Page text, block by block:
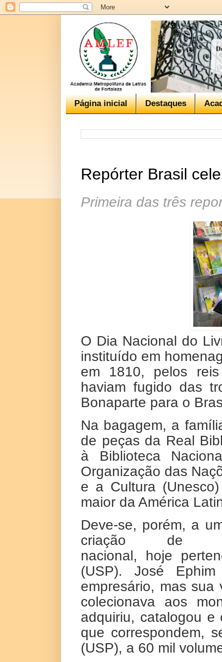
Página inicial Destaques
Repórter Brasil
Primeira das três
O Dia Nacional do
instituído em
em 1810, pelos
haviam fugido das
Bonaparte para o
Na bagagem, a
de peças da Real
à Biblioteca
Organização das
e a Cultura
maior da América
Deve-se, porém, a
criação de
nacional, hoje
(USP). José
empresário, mas sua
colecionava aos
adquiriu, catalogou
que correspondem,
(USP), a 60 mil